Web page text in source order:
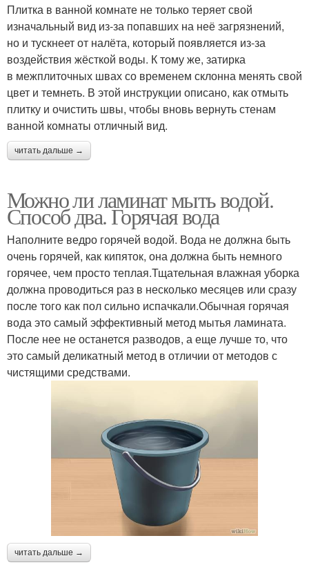
Плитка в ванной комнате не только теряет свой
изначальный вид из-за попавших на неё загрязнений,
но и тускнеет от налёта, который появляется из-за
воздействия жёсткой воды. К тому же, затирка
в межплиточных швах со временем склонна менять свой
цвет и темнеть. В этой инструкции описано, как отмыть
плитку и очистить швы, чтобы вновь вернуть стенам
ванной комнаты отличный вид.
читать дальше →
Можно ли ламинат мыть водой.
Способ два. Горячая вода
Наполните ведро горячей водой. Вода не должна быть
очень горячей, как кипяток, она должна быть немного
горячее, чем просто теплая.Тщательная влажная уборка
должна проводиться раз в несколько месяцев или сразу
после того как пол сильно испачкали.Обычная горячая
вода это самый эффективный метод мытья ламината.
После нее не останется разводов, а еще лучше то, что
это самый деликатный метод в отличии от методов с
чистящими средствами.
читать дальше →